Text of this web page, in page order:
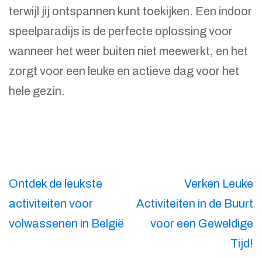
terwijl jij ontspannen kunt toekijken. Een indoor
speelparadijs is de perfecte oplossing voor
wanneer het weer buiten niet meewerkt, en het
zorgt voor een leuke en actieve dag voor het
hele gezin.
Berichtnavigatie
Ontdek de leukste
activiteiten voor
volwassenen in België
Verken Leuke
Activiteiten in de Buurt
voor een Geweldige
Tijd!